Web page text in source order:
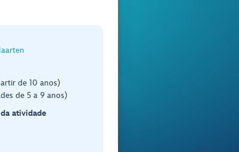
de 10 anos)
de 5 a 9 anos)
atividade